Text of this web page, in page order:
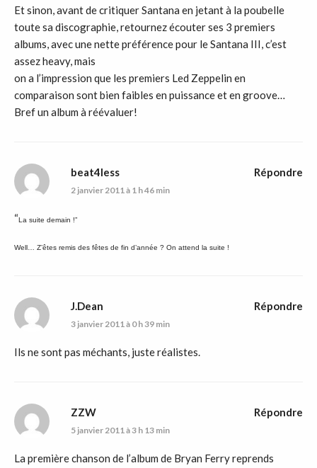
Et sinon, avant de critiquer Santana en jetant à la poubelle
toute sa discographie, retournez écouter ses 3 premiers
albums, avec une nette préférence pour le Santana III, c’est
assez heavy, mais
on a l’impression que les premiers Led Zeppelin en
comparaison sont bien faibles en puissance et en groove…
Bref un album à réévaluer!
beat4less
2 janvier 2011 à 1 h 46 min
“La suite demain !”
Well… Z’êtes remis des fêtes de fin d’année ? On attend la suite !
Répondre
J.Dean
3 janvier 2011 à 0 h 39 min
Ils ne sont pas méchants, juste réalistes.
Répondre
ZZW
5 janvier 2011 à 3 h 13 min
La première chanson de l’album de Bryan Ferry reprends
Répondre